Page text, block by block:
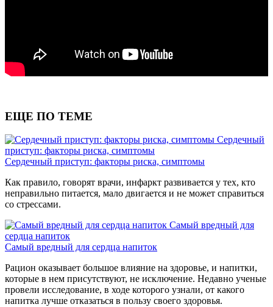
ЕЩЕ ПО ТЕМЕ
Сердечный
приступ: факторы риска, симптомы
Сердечный приступ: факторы риска, симптомы
Как правило, говорят врачи, инфаркт развивается у тех, кто
неправильно питается, мало двигается и не может справиться
со стрессами.
Самый вредный для
сердца напиток
Самый вредный для сердца напиток
Рацион оказывает большое влияние на здоровье, и напитки,
которые в нем присутствуют, не исключение. Недавно ученые
провели исследование, в ходе которого узнали, от какого
напитка лучше отказаться в пользу своего здоровья.